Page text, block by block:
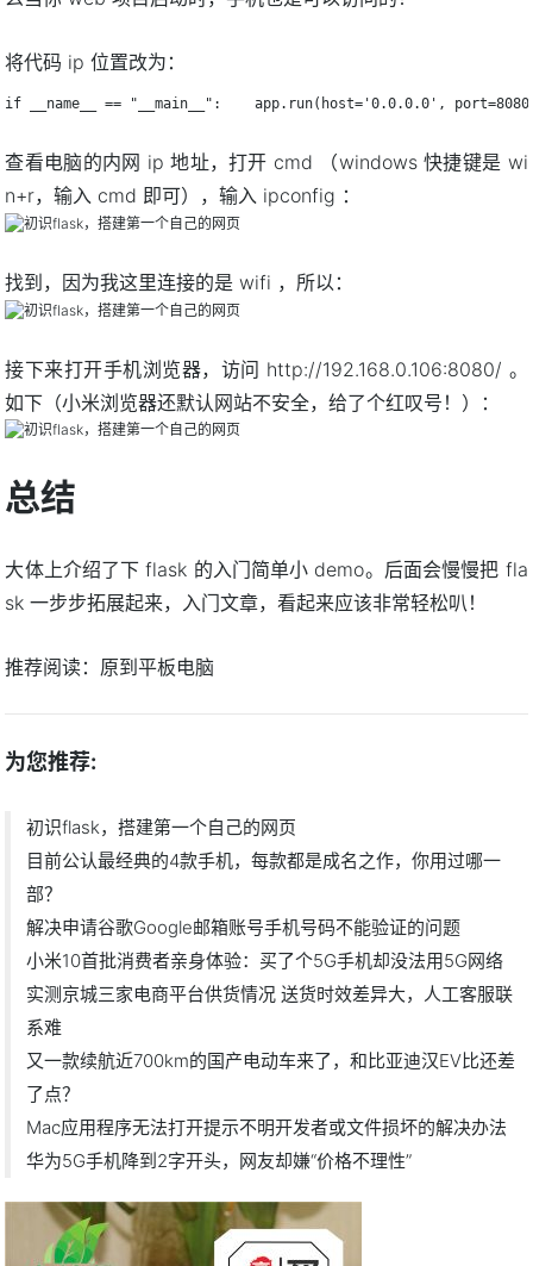
将代码 ip 位置改为：
if __name__ == "__main__":    app.run(host='0.0.0.0',
查看电脑的内网 ip 地址，打开 cmd （windows 快捷键是 wi
n+r，输入 cmd 即可），输入 ipconfig ：
找到，因为我这里连接的是 wifi ，所以：
接下来打开手机浏览器，访问 http://192.168.0.106:8080/ 。
如下（小米浏览器还默认网站不安全，给了个红叹号！）：
总结
大体上介绍了下 flask 的入门简单小 demo。后面会慢慢把 fla
sk 一步步拓展起来，入门文章，看起来应该非常轻松叭！
推荐阅读： 原到平板电脑
为您推荐:
初识flask，搭建第一个自己的网页
目前公认最经典的4款手机，每款都是成名之作，你用过哪一
部？
解决申请谷歌Google邮箱账号手机号码不能验证的问题
小米10首批消费者亲身体验：买了个5G手机却没法用5G网络
实测京城三家电商平台供货情况 送货时效差异大，人工客服联
系难
又一款续航近700km的国产电动车来了，和比亚迪汉EV比还差
了点？
Mac应用程序无法打开提示不明开发者或文件损坏的解决办法
华为5G手机降到2字开头，网友却嫌“价格不理性”